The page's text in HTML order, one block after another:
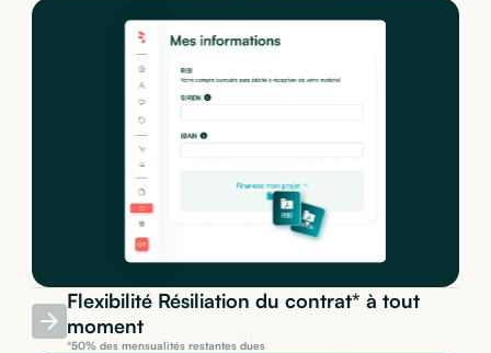
Flexibilité Résiliation du contrat* à tout
moment
*50% des mensualités restantes dues